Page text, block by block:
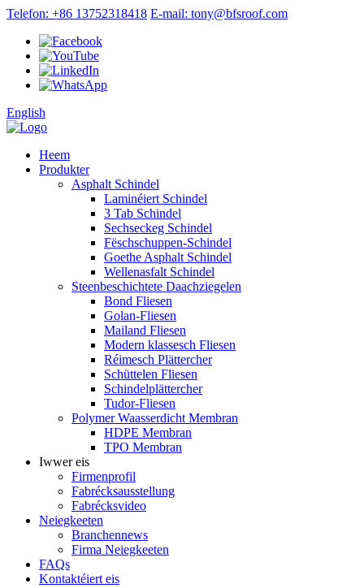
Telefon: +86 13752318418 E-mail: tony@bfsroof.com
English
Heem
Produkter
Asphalt Schindel
Laminéiert Schindel
3 Tab Schindel
Sechseckeg Schindel
Fëschschuppen-Schindel
Goethe Asphalt Schindel
Wellenasfalt Schindel
Steenbeschichtete Daachziegelen
Bond Fliesen
Golan-Fliesen
Mailand Fliesen
Modern klassesch Fliesen
Réimesch Plättercher
Schüttelen Fliesen
Schindelplättercher
Tudor-Fliesen
Polymer Waasserdicht Membran
HDPE Membran
TPO Membran
Iwwer eis
Firmenprofil
Fabrécksausstellung
Fabrécksvideo
Neiegkeeten
Branchennews
Firma Neiegkeeten
FAQs
Kontaktéiert eis